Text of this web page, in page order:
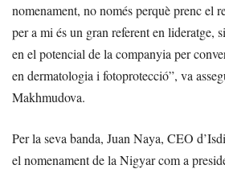
nomenament, no només perquè prenc el
per a mi és un gran referent en lideratge,
en el potencial de la companyia per
en dermatologia i fotoprotecció”, va
Makhmudova.
Per la seva banda, Juan Naya, CEO
el nomenament de la Nigyar com a